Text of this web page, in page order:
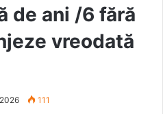
de ani /6 fără
vreodată
111